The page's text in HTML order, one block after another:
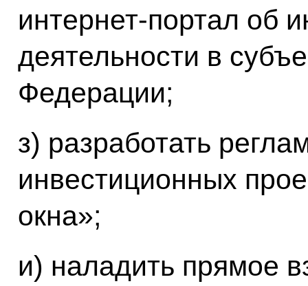
интернет-портал об
деятельности в
Федерации;
з) разработать
инвестиционных
окна»;
и) наладить прямое